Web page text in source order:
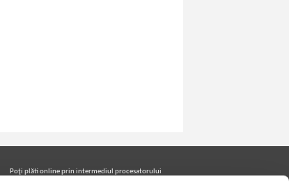
Poţi plăti online prin intermediul procesatorului